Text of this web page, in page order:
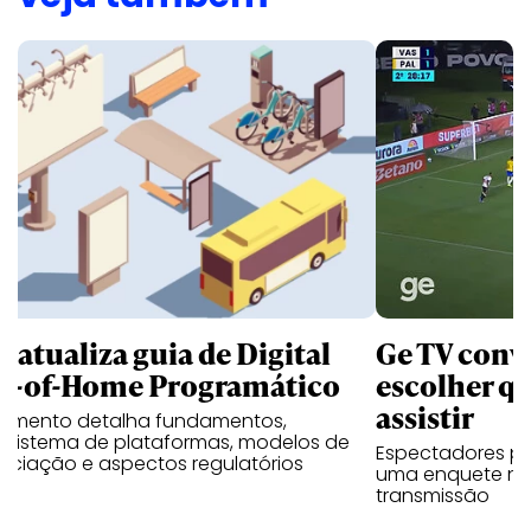
atualiza guia de Digital
of-Home Programático
detalha fundamentos,
de plataformas, modelos de
e aspectos regulatórios
Ge TV
escolher
assistir
Espectadores
uma enquete
transmissão